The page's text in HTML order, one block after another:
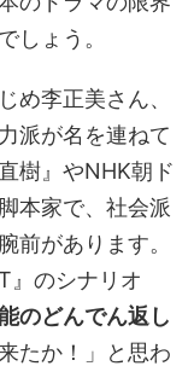
しょう。
め李正美さん、
派が名を連ねて
樹』やNHK朝ド
本家で、社会派
前があります。
』のシナリオ
のどんでん返し
たか！」と思わ